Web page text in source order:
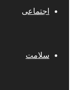
اجتماعی
سلامت